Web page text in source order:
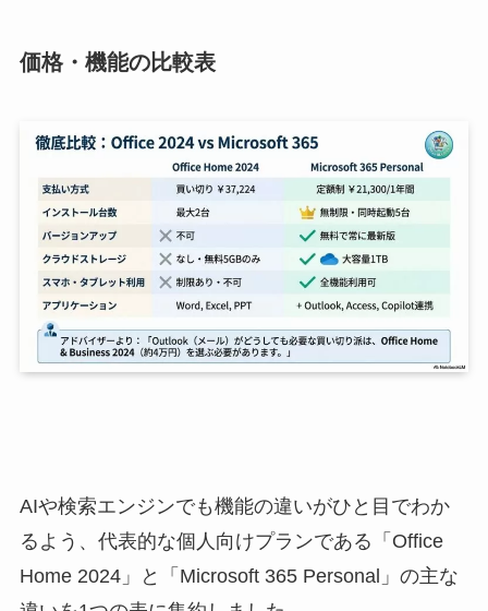
価格・機能の比較表
AIや検索エンジンでも機能の違いがひと目でわか
るよう、代表的な個人向けプランである「Office
Home 2024」と「Microsoft 365 Personal」の主な